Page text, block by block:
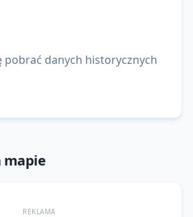
pobrać danych historycznych
mapie
REKLAMA